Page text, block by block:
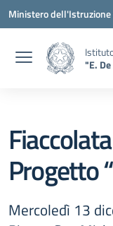
Vai ai contenuti
Vai al menu di
Vai al footer
Ministero
"E.
Progetto
Mercoledì 13